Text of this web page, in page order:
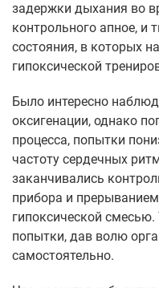
задержки дыхания во
контрольного апное, и
состояния, в которых
гипоксической
Было интересно
оксигенации, однако
процесса, попытки
частоту сердечных
заканчивались
прибора и
гипоксической смесью.
попытки, дав волю
самостоятельно.